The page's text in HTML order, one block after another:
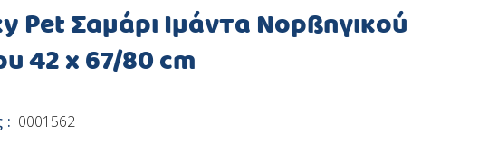
Pet Σαμάρι Ιμάντα Νορβηγικού
42 x 67/80 cm
: 0001562